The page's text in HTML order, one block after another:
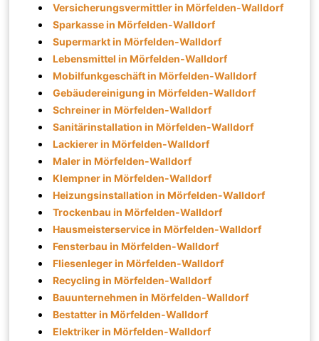
Versicherungsvermittler in Mörfelden-Walldorf
Sparkasse in Mörfelden-Walldorf
Supermarkt in Mörfelden-Walldorf
Lebensmittel in Mörfelden-Walldorf
Mobilfunkgeschäft in Mörfelden-Walldorf
Gebäudereinigung in Mörfelden-Walldorf
Schreiner in Mörfelden-Walldorf
Sanitärinstallation in Mörfelden-Walldorf
Lackierer in Mörfelden-Walldorf
Maler in Mörfelden-Walldorf
Klempner in Mörfelden-Walldorf
Heizungsinstallation in Mörfelden-Walldorf
Trockenbau in Mörfelden-Walldorf
Hausmeisterservice in Mörfelden-Walldorf
Fensterbau in Mörfelden-Walldorf
Fliesenleger in Mörfelden-Walldorf
Recycling in Mörfelden-Walldorf
Bauunternehmen in Mörfelden-Walldorf
Bestatter in Mörfelden-Walldorf
Elektriker in Mörfelden-Walldorf